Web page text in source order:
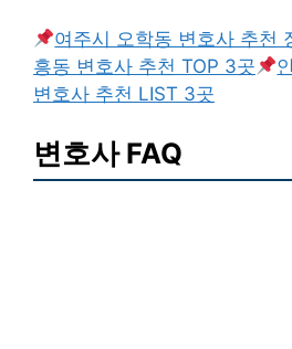
여주시 오학동 변호사 추천
흥동 변호사 추천 TOP 3곳
변호사 추천 LIST 3곳
변호사 FAQ